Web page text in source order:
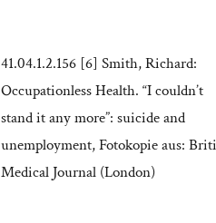
41.04.1.2.156 [6] Smith, Richard:
Occupationless Health. “I couldn’t
stand it any more”: suicide and
unemployment, Fotokopie aus:
Medical Journal (London)